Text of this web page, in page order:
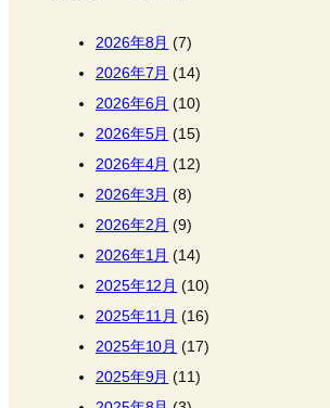
2026年8月 (7)
2026年7月 (14)
2026年6月 (10)
2026年5月 (15)
2026年4月 (12)
2026年3月 (8)
2026年2月 (9)
2026年1月 (14)
2025年12月 (10)
2025年11月 (16)
2025年10月 (17)
2025年9月 (11)